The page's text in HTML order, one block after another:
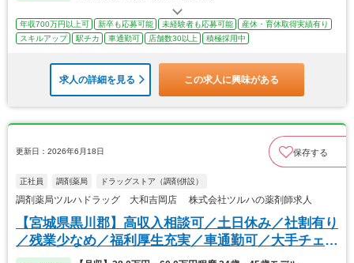
年収700万円以上可 新卒も応募可能 未経験者も応募可能
産休・育休取得実績有り
スキルアップ
駅チカ 車通勤可 店舗数30以上 積極採用中
求人の詳細を見る この求人に興味がある
更新日：2026年6月18日 保存する
正社員 調剤薬局 ドラッグストア（調剤併設）
調剤薬局ツルハドラッグ 大和吉岡店 株式会社ツルハの薬剤師求人
【宮城県黒川郡】高収入相談可／土日休み／社割有り
／残業少なめ／福利厚生充実／車通勤可／大手チェー
ン